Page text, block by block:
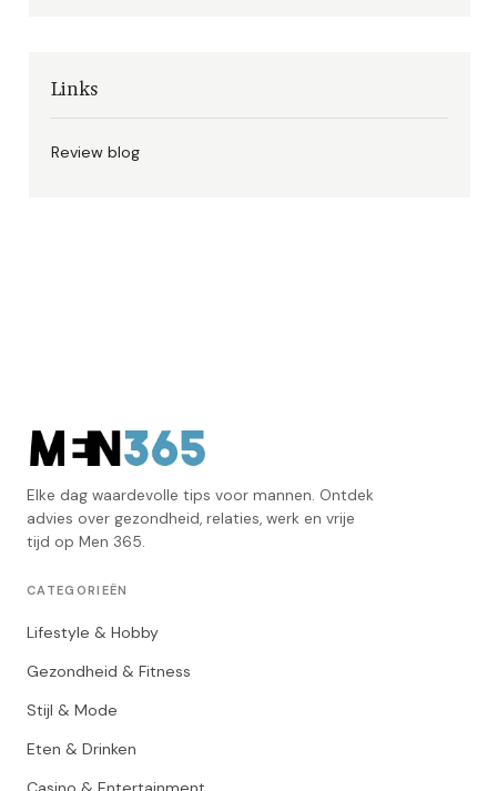
Links
Review blog
Elke dag waardevolle tips voor mannen. Ontdek
advies over gezondheid, relaties, werk en vrije
tijd op Men 365.
CATEGORIEËN
Lifestyle & Hobby
Gezondheid & Fitness
Stijl & Mode
Eten & Drinken